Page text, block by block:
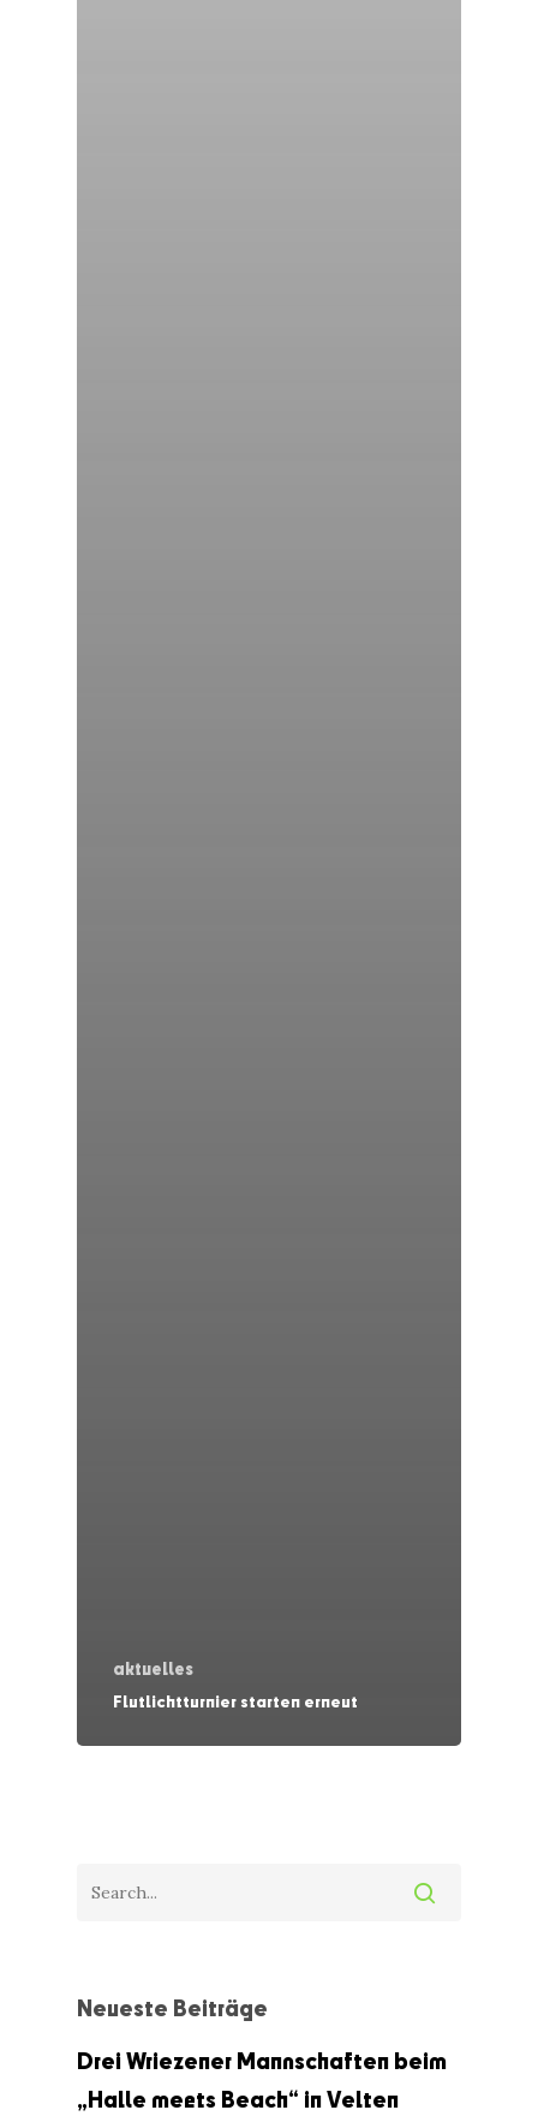
aktuelles
Flutlichtturnier starten erneut
Neueste Beiträge
Drei Wriezener Mannschaften beim
„Halle meets Beach“ in Velten